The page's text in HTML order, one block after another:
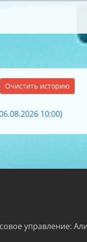
Очистить историю
10:00)
управление: